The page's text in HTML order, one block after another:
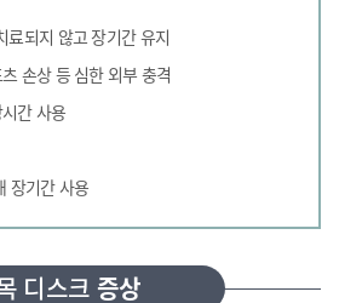
료되지 않고 장기간 유지
손상 등 심한 외부 충격
간 사용
장기간 사용
디스크 증상